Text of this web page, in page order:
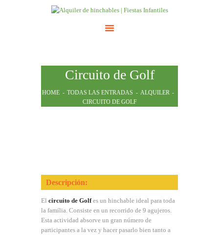
Circuito de Golf
HOME TODAS LAS ENTRADAS
ALQUILER
CIRCUITO DE GOLF
ATRACCIONES
TARIFAS
NOSOTROS
Descripción:
El circuito de Golfes un hinchable ideal para toda
la família. Consiste en un recorrido de 9 agujeros.
Esta actividad absorve un gran número de
participantes a la vez y hacer pasarlo bien tanto a